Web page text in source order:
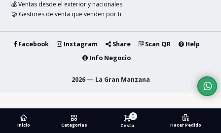
💰 Ventas desde el exterior y nacionales
🤝 Gestores de venta que venden por ti
Facebook Instagram Share Scan QR
Help
Info Negocio
2026 — La Gran Manzana
Inicio Categorías
0
Cesta Hacer Pedido